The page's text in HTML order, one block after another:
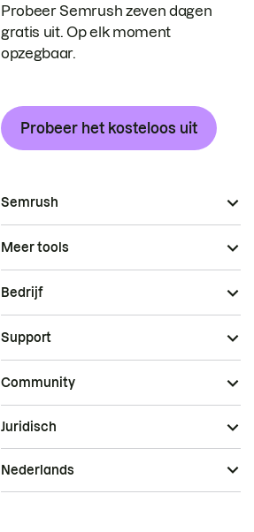
Probeer Semrush zeven dagen
gratis uit. Op elk moment
opzegbaar.
Probeer het kosteloos uit
Semrush
Meer tools
Bedrijf
Support
Community
Juridisch
Nederlands